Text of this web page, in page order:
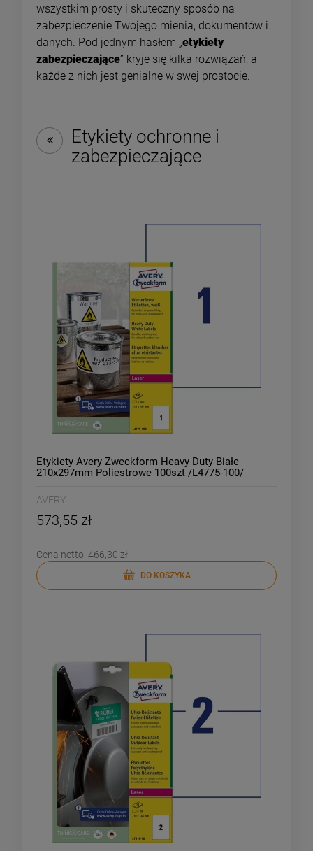
wszystkim prosty i skuteczny sposób na
zabezpieczenie Twojego mienia, dokumentów i
danych. Pod jednym hasłem „etykiety
zabezpieczające” kryje się kilka rozwiązań, a
każde z nich jest genialne w swej prostocie.
Etykiety ochronne i
zabezpieczające
Etykiety Avery Zweckform Heavy Duty Białe
210x297mm Poliestrowe 100szt /L4775-100/
AVERY
573,55 zł
Cena netto: 466,30 zł
DO KOSZYKA